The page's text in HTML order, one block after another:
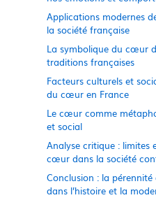
Applications modernes
la société française
La symbolique du cœur
traditions françaises
Facteurs culturels et
du cœur en France
Le cœur comme
et social
Analyse critique : limites
cœur dans la société
Conclusion : la
dans l’histoire et la